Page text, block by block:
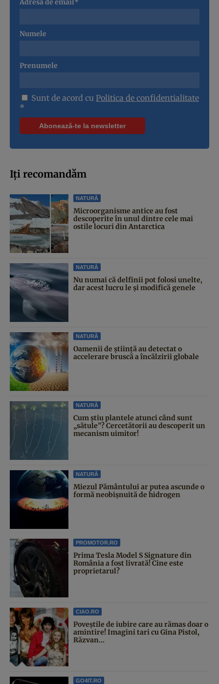
Adresa de email*
Numele
Prenumele
Sunt de acord cu Politica de confidentialitate
*
Iți recomandăm
NATURĂ
Microorganisme antice au fost
descoperite în unul dintre cele mai
ostile locuri din Antarctica
NATURĂ
Nu numai că delfinii pot folosi unelte,
dar acest lucru le și modifică genele
NATURĂ
Oamenii de știință au detectat o
accelerare bruscă a încălzirii globale
NATURĂ
Cum știu plantele atunci când sunt
„sătule”? Cercetătorii au descoperit un
mecanism uimitor!
NATURĂ
Miezul Pământului ar putea ascunde o
formă neobișnuită de hidrogen
PROMOTOR.RO
Prima Tesla Model S Signature din
România a fost livrată! Cine este
proprietarul?
CIAO.RO
Poveştile de iubire care au rămas doar o
amintire! Imagini tari cu Gina Pistol,
Răzvan...
GO4IT.RO